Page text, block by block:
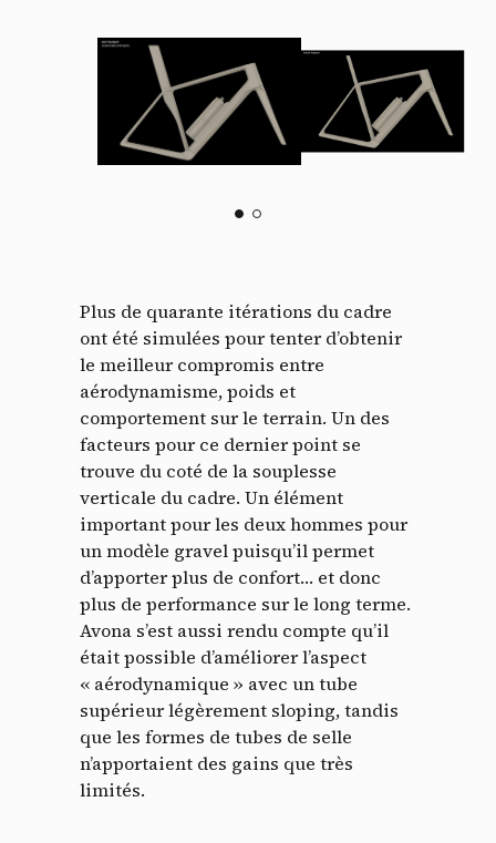
Plus de quarante itérations du cadre
ont été simulées pour tenter d’obtenir
le meilleur compromis entre
aérodynamisme, poids et
comportement sur le terrain. Un des
facteurs pour ce dernier point se
trouve du coté de la souplesse
verticale du cadre. Un élément
important pour les deux hommes pour
un modèle gravel puisqu’il permet
d’apporter plus de confort… et donc
plus de performance sur le long terme.
Avona s’est aussi rendu compte qu’il
était possible d’améliorer l’aspect
« aérodynamique » avec un tube
supérieur légèrement sloping, tandis
que les formes de tubes de selle
n’apportaient des gains que très
limités.